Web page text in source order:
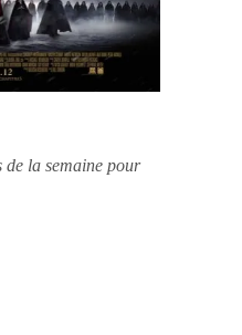
de la semaine pour